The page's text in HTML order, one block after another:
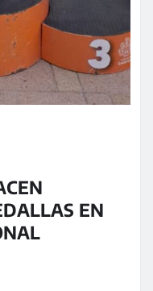
EN